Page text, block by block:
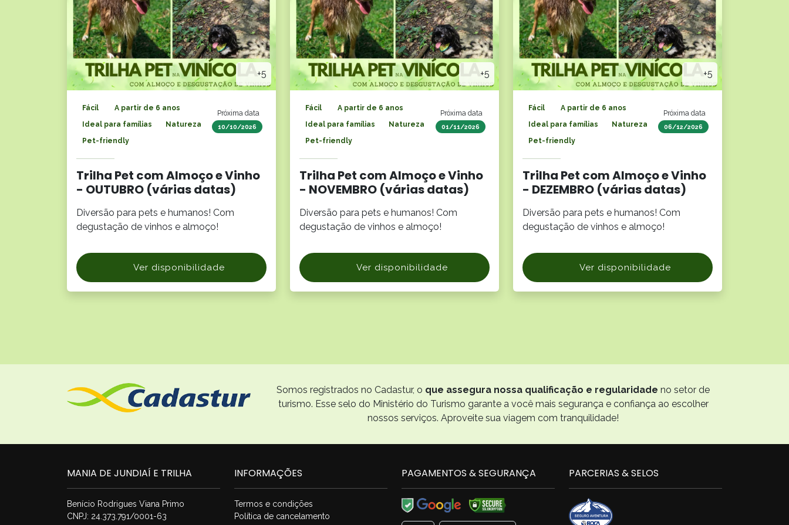
+5
Próxima data
10/10/2026
Fácil
A partir de 6 anos
Ideal para famílias
Natureza
Pet-friendly
Trilha Pet com Almoço e Vinho
- OUTUBRO (várias datas)
Diversão para pets e humanos! Com
degustação de vinhos e almoço!
Ver disponibilidade
+5
Próxima data
01/11/2026
Fácil
A partir de 6 anos
Ideal para famílias
Natureza
Pet-friendly
Trilha Pet com Almoço e Vinho
- NOVEMBRO (várias datas)
Diversão para pets e humanos! Com
degustação de vinhos e almoço!
Ver disponibilidade
+5
Próxima data
06/12/2026
Fácil
A partir de 6 anos
Ideal para famílias
Natureza
Pet-friendly
Trilha Pet com Almoço e Vinho
- DEZEMBRO (várias datas)
Diversão para pets e humanos! Com
degustação de vinhos e almoço!
Ver disponibilidade
Somos registrados no Cadastur, o que assegura nossa qualificação e regularidade no setor de
turismo. Esse selo do Ministério do Turismo garante a você mais segurança e confiança ao escolher
nossos serviços. Aproveite sua viagem com tranquilidade!
MANIA DE JUNDIAÍ E TRILHA
Benício Rodrigues Viana Primo
CNPJ: 24.373.791/0001-63
INFORMAÇÕES
Termos e condições
Política de cancelamento
PAGAMENTOS & SEGURANÇA PARCERIAS & SELOS